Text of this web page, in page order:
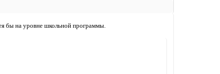
бы на уровне школьной программы.